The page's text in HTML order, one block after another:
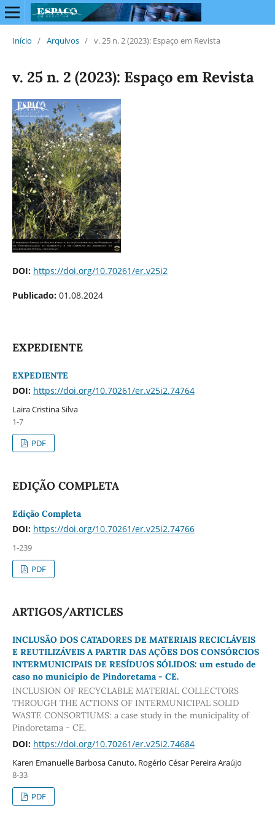
Início / Arquivos / v. 25 n. 2 (2023): Espaço em Revista
v. 25 n. 2 (2023): Espaço em Revista
DOI: https://doi.org/10.70261/er.v25i2
Publicado: 01.08.2024
EXPEDIENTE
EXPEDIENTE
DOI: https://doi.org/10.70261/er.v25i2.74764
Laira Cristina Silva
1-7
PDF
EDIÇÃO COMPLETA
Edição Completa
DOI: https://doi.org/10.70261/er.v25i2.74766
1-239
PDF
ARTIGOS/ARTICLES
INCLUSÃO DOS CATADORES DE MATERIAIS RECICLÁVEIS
E REUTILIZÁVEIS A PARTIR DAS AÇÕES DOS CONSÓRCIOS
INTERMUNICIPAIS DE RESÍDUOS SÓLIDOS: um estudo de
caso no município de Pindoretama - CE.
INCLUSION OF RECYCLABLE MATERIAL COLLECTORS
THROUGH THE ACTIONS OF INTERMUNICIPAL SOLID
WASTE CONSORTIUMS: a case study in the municipality of
Pindoretama - CE.
DOI: https://doi.org/10.70261/er.v25i2.74684
Karen Emanuelle Barbosa Canuto, Rogério César Pereira Araújo
8-33
PDF